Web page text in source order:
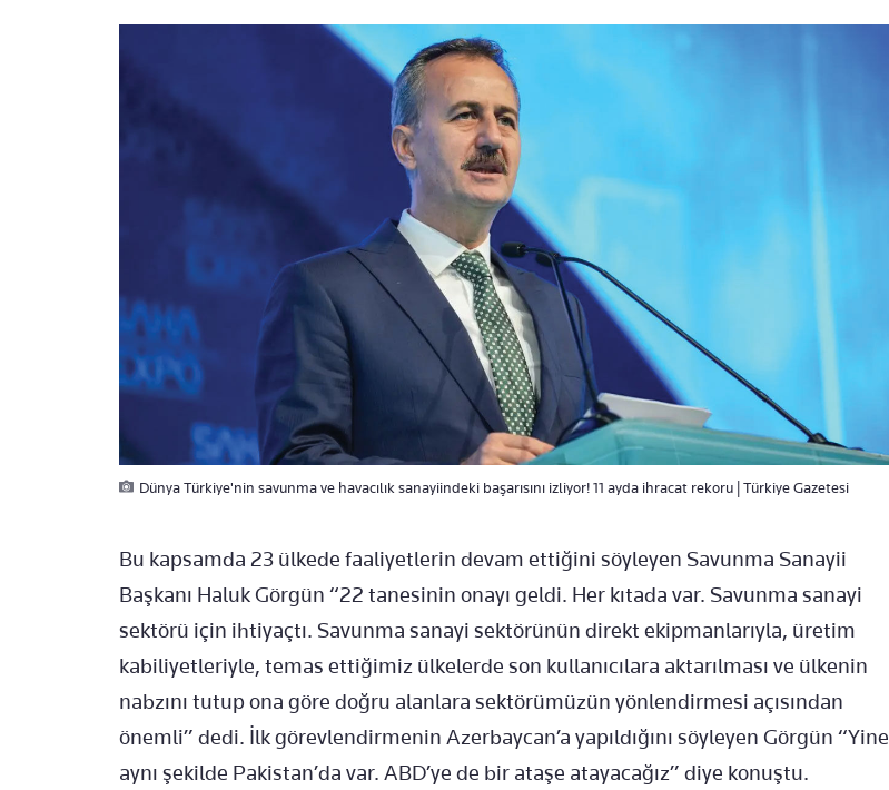
Dünya Türkiye'nin savunma ve havacılık sanayiindeki başarısını izliyor! 11 ayda ihracat rekoru | Türkiye Gazetesi
Bu kapsamda 23 ülkede faaliyetlerin devam ettiğini söyleyen Savunma Sanayii
Başkanı Haluk Görgün “22 tanesinin onayı geldi. Her kıtada var. Savunma sanayi
sektörü için ihtiyaçtı. Savunma sanayi sektörünün direkt ekipmanlarıyla, üretim
kabiliyetleriyle, temas ettiğimiz ülkelerde son kullanıcılara aktarılması ve ülkenin
nabzını tutup ona göre doğru alanlara sektörümüzün yönlendirmesi açısından
önemli” dedi. İlk görevlendirmenin Azerbaycan’a yapıldığını söyleyen Görgün “Yine
aynı şekilde Pakistan’da var. ABD’ye de bir ataşe atayacağız” diye konuştu.